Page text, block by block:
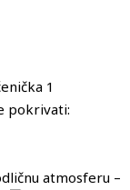
1
pokrivati:
atmosferu –